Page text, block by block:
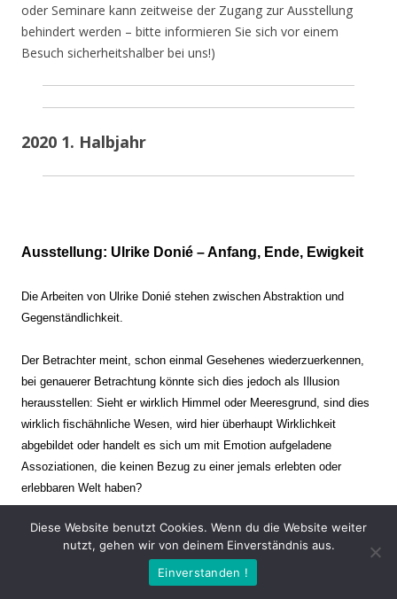
oder Seminare kann zeitweise der Zugang zur Ausstellung
behindert werden – bitte informieren Sie sich vor einem
Besuch sicherheitshalber bei uns!)
2020 1. Halbjahr
Ausstellung: Ulrike Donié – Anfang, Ende, Ewigkeit
Die Arbeiten von Ulrike Donié stehen zwischen Abstraktion und
Gegenständlichkeit.
Der Betrachter meint, schon einmal Gesehenes wiederzuerkennen,
bei genauerer Betrachtung könnte sich dies jedoch als Illusion
herausstellen: Sieht er wirklich Himmel oder Meeresgrund, sind dies
wirklich fischähnliche Wesen, wird hier überhaupt Wirklichkeit
abgebildet oder handelt es sich um mit Emotion aufgeladene
Assoziationen, die keinen Bezug zu einer jemals erlebten oder
erlebbaren Welt haben?
Verharren und Dynamik stehen sich dabei gegenüber. Zeit steht still
oder verrinnt im Nu. Es soll dabei eine Spannung, auch farblich, bis
zur Schmerzgrenze erzeugt werden. Die Arbeiten stellen ambivalente
Diese Website benutzt Cookies. Wenn du die Website weiter
nutzt, gehen wir von deinem Einverständnis aus.
Einverstanden !